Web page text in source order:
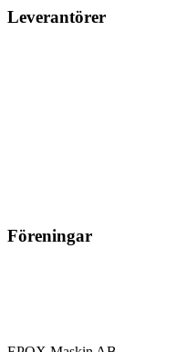
Leverantörer
Föreningar